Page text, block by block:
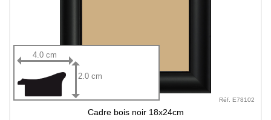
4.0 cm
2.0 cm
Réf. E78102
Cadre bois noir 18x24cm